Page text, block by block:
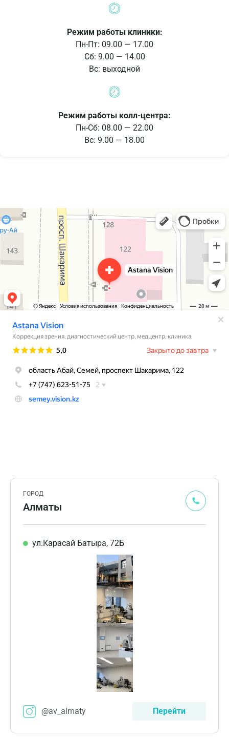
Режим работы клиники:
Пн-Пт: 09.00 — 17.00
Сб: 9.00 — 14.00
Вс: выходной
Режим работы колл-центра:
Пн-Сб: 08.00 — 22.00
Вс: 9.00 — 18.00
Astana Vision
Коррекция зрения в Семее
Диагностический центр в Семее
ГОРОД
Алматы
ул.Карасай Батыра, 72Б
@av_almaty Перейти